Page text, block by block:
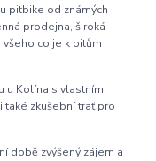
pitbike od známých
prodejna, široká
co je k pitům
u Kolína s vlastním
zkušební trať pro
době zvýšený zájem a